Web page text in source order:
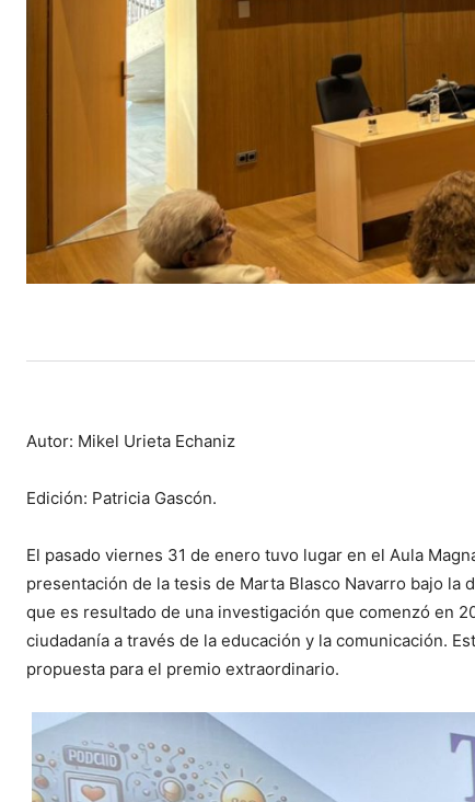
Autor: Mikel Urieta Echaniz
Edición: Patricia Gascón.
El pasado viernes 31 de enero tuvo lugar en el Aula
presentación de la tesis de Marta Blasco Navarro bajo
que es resultado de una investigación que comenzó en
ciudadanía a través de la educación y la comunicación.
propuesta para el premio extraordinario.